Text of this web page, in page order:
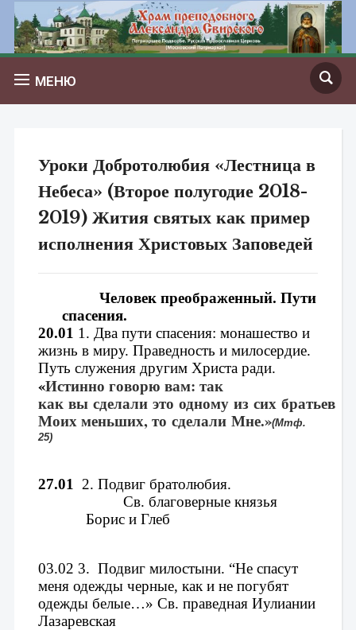
МЕНЮ
Уроки Добротолюбия «Лестница в
Небеса» (Второе полугодие 2018-
2019) Жития святых как пример
исполнения Христовых Заповедей
Человек преображенный. Пути
спасения.
20.01 1. Два пути спасения: монашество и
жизнь в миру. Праведность и милосердие.
«Истинно говорю вам: так
как вы сделали это одному из сих братьев
Моих меньших, то сделали Мне.»(Мтф.
25)
27.01 2. Подвиг братолюбия.
Св. благоверные князья
Борис и Глеб
03.02 3. Подвиг милостыни. “Не спасут
меня одежды черные, как и не погубят
одежды белые…» Св. праведная Иулиании
Лазаревская